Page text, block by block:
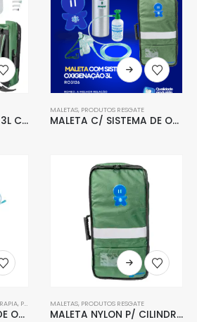
MALETA C/ CILINDRO 3L COMPLETA ROMED
MALETAS, PRODUTOS RESGATE
MALETA C/ SISTEMA DE OXIGENAÇÃO 3L
, PRODUTOS RESGATE
MALETA C/ SISTEMA DE OXIGENAÇÃO E ASPIRAÇÃO
MALETAS, PRODUTOS RESGATE
MALETA NYLON P/ CILINDRO 3L S/ACESSÓRIOS ROMED